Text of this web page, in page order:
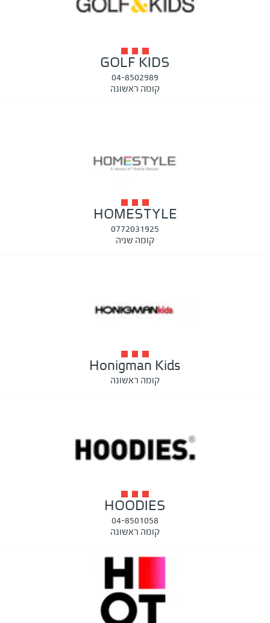
GOLF KIDS
04-8502989
קומה ראשונה
HOMESTYLE
0772031925
קומה שניה
Honigman Kids
קומה ראשונה
HOODIES
04-8501058
קומה ראשונה